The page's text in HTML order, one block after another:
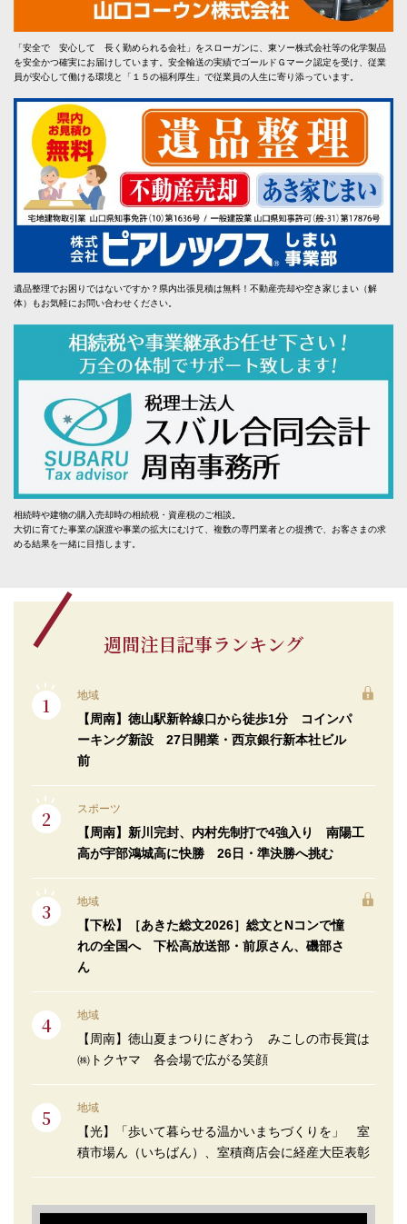
「安全で 安心して 長く勤められる会社」をスローガンに、東ソー株式会社等の化学製品
を安全かつ確実にお届けしています。安全輸送の実績でゴールドＧマーク認定を受け、従業
員が安心して働ける環境と「１５の福利厚生」で従業員の人生に寄り添っています。
遺品整理でお困りではないですか？県内出張見積は無料！不動産売却や空き家じまい（解
体）もお気軽にお問い合わせください。
相続時や建物の購入売却時の相続税・資産税のご相談。
大切に育てた事業の譲渡や事業の拡大にむけて、複数の専門業者との提携で、お客さまの求
める結果を一緒に目指します。
週間注目記事ランキング
地域
【周南】徳山駅新幹線口から徒歩1分 コインパ
ーキング新設 27日開業・西京銀行新本社ビル
前
スポーツ
【周南】新川完封、内村先制打で4強入り 南陽工
高が宇部鴻城高に快勝 26日・準決勝へ挑む
地域
【下松】［あきた総文2026］総文とNコンで憧
れの全国へ 下松高放送部・前原さん、磯部さ
ん
地域
【周南】徳山夏まつりにぎわう みこしの市長賞は
㈱トクヤマ 各会場で広がる笑顔
地域
【光】「歩いて暮らせる温かいまちづくりを」 室
積市場ん（いちばん）、室積商店会に経産大臣表彰